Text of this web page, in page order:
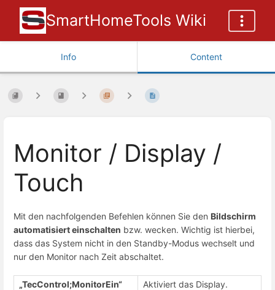
SmartHomeTools Wiki
Info Content
Monitor / Display /
Touch
Mit den nachfolgenden Befehlen können Sie den Bildschirm
automatisiert einschalten bzw. wecken. Wichtig ist hierbei,
dass das System nicht in den Standby-Modus wechselt und
nur den Monitor nach Zeit abschaltet.
„TecControl;MonitorEin“
Aktiviert das Display.